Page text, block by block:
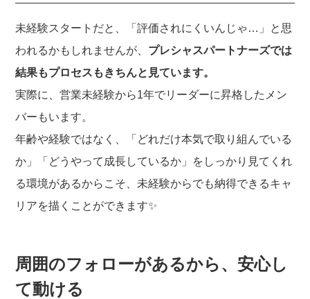
未経験スタートだと、「評価されにくいんじゃ…」と思
われるかもしれませんが、 プレシャスパートナーズでは
結果もプロセスもきちんと見ています。
実際に、営業未経験から1年でリーダーに昇格したメン
バーもいます。
年齢や経験ではなく、「どれだけ本気で取り組んでいる
か」「どうやって成長しているか」をしっかり見てくれ
る環境があるからこそ、未経験からでも納得できるキャ
リアを描くことができます✨
周囲のフォローがあるから、安心し
て動ける